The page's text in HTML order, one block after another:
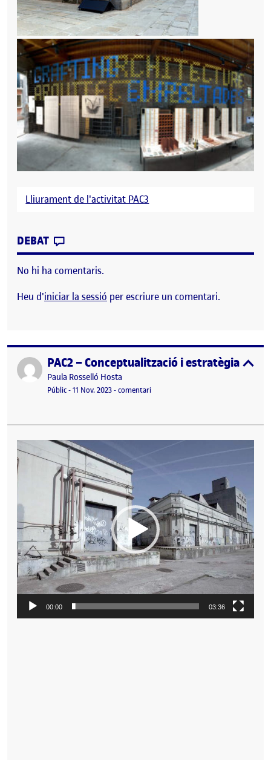
Lliurament de l'activitat PAC3
DEBAT
No hi ha comentaris.
Heu d'iniciar la sessió per escriure un comentari.
Publicat perPAC2 – Conceptualització i estratègia
Publicat per
Paula Rosselló Hosta
Visibilitat:
Públic-Data de publicació
11 Nov. 202311 novembre, 2023 7:55 pm
-comentariel PAC2 – Conceptualització i
Reproductor
de
vídeo
00:00 03:36